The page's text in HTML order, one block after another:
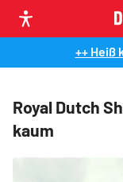
++ Heiß
Royal Dutch
kaum